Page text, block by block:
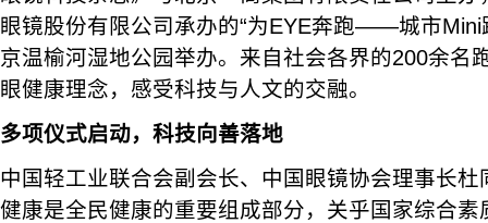
眼镜股份有限公司承办的“为EYE奔跑——城市Mini
京温榆河湿地公园举办。来自社会各界的200余名
眼健康理念，感受科技与人文的交融。
多项仪式启动，科技向善落地
中国轻工业联合会副会长、中国眼镜协会理事长
健康是全民健康的重要组成部分，关乎国家综合